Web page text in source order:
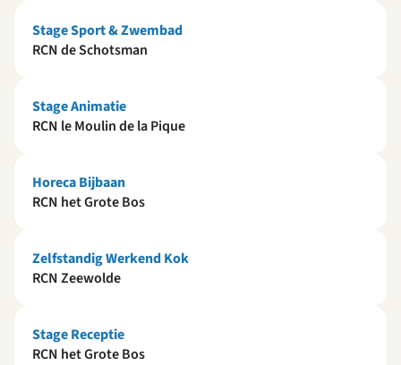
Stage Sport & Zwembad
RCN de Schotsman
Stage Animatie
RCN le Moulin de la Pique
Horeca Bijbaan
RCN het Grote Bos
Zelfstandig Werkend Kok
RCN Zeewolde
Stage Receptie
RCN het Grote Bos